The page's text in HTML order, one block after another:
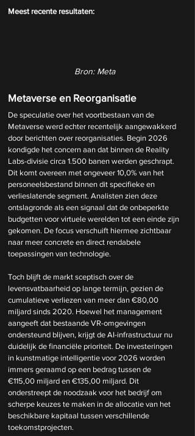
Meest recente resultaten:
Bron: Meta
Metaverse en Reorganisatie
De speculatie over het voortbestaan van de
Metaverse werd echter recentelijk aangewakkerd
door berichten over reorganisaties. Begin 2026
kondigde het concern aan dat binnen de Reality
Labs-divisie circa 1.500 banen werden geschrapt.
Dit komt overeen met ongeveer 10,0% van het
personeelsbestand binnen dit specifieke en
verlieslatende segment. Analisten zien deze
ontslagronde als een signaal dat de onbeperkte
budgetten voor virtuele werelden tot een einde zijn
gekomen. De focus verschuift hiermee zichtbaar
naar meer concrete en direct rendabele
toepassingen van technologie.
Toch blijft de markt sceptisch over de
levensvatbaarheid op lange termijn, gezien de
cumulatieve verliezen van meer dan €80,00
miljard sinds 2020. Hoewel het management
aangeeft dat bestaande VR-omgevingen
ondersteund blijven, krijgt de AI-infrastructuur nu
duidelijk de financiële prioriteit. De investeringen
in kunstmatige intelligentie voor 2026 worden
immers geraamd op een bedrag tussen de
€115,00 miljard en €135,00 miljard. Dit
onderstreept de noodzaak voor het bedrijf om
scherpe keuzes te maken in de allocatie van het
beschikbare kapitaal tussen verschillende
toekomstprojecten.